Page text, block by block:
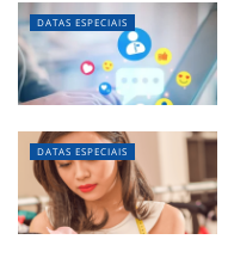
DATAS ESPECIAIS
DATAS ESPECIAIS